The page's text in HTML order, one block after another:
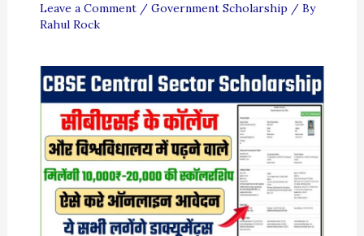
Leave a Comment / Government Scholarship / By
Rahul Rock